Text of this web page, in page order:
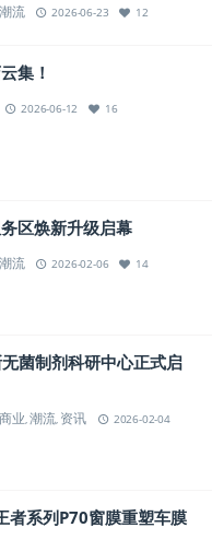
潮流 2026-06-23 12
集！
2026-06-12 16
区焕新升级启幕
潮流 2026-02-06 14
菌制剂科研中心正式启
商业,潮流, 资讯
2026-02-04
系列P70窗膜重塑车膜